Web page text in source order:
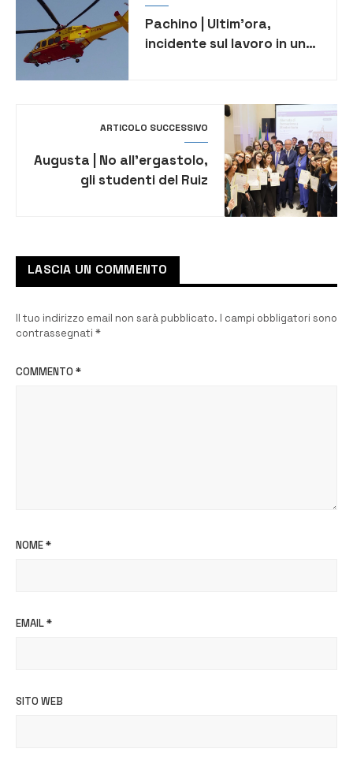
Pachino | Ultim’ora,
incidente sul lavoro in un
ARTICOLO SUCCESSIVO
Augusta | No all’ergastolo,
gli studenti del Ruiz
LASCIA UN COMMENTO
Il tuo indirizzo email non sarà pubblicato. I campi obbligatori sono
contrassegnati *
COMMENTO *
NOME*
EMAIL*
SITO WEB